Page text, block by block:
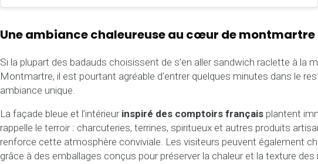
Une ambiance chaleureuse au cœur de montmartre
Si la plupart des badauds choisissent de s’en aller sandwich raclette à la
Montmartre, il est pourtant agréable d’entrer quelques minutes dans le
ambiance unique.
La façade bleue et l’intérieur inspiré des comptoirs français plantent
rappelle le terroir : charcuteries, terrines, spiritueux et autres produits
renforce cette atmosphère conviviale. Les visiteurs peuvent également
grâce à des emballages conçus pour préserver la chaleur et la texture des